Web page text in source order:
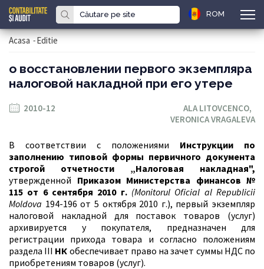
ROM
Acasa -Editie
о восстановлении первого экземпляра
налоговой накладной при его утере
2010-12
ALA LITOVCENCO,
VERONICA VRAGALEVA
В соответствии с положениями Инструкции по
заполнению типовой формы первичного документа
строгой отчетности „Налоговая накладная",
утвержденной Приказом Министерства финансов №
115 от 6 сентября 2010 г. (Monitorul Oficial al Republicii
Moldova 194-196 от 5 октября 2010 г.), первый экземпляр
налоговой накладной для поставок товаров (услуг)
архивируется у покупателя, предназначен для
регистрации прихода товара и согласно положениям
раздела III НК обеспечивает право на зачет суммы НДС по
приобретениям товаров (услуг).